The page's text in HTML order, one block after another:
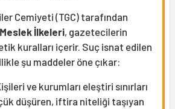
Cemiyeti (TGC) tarafından
Meslek İlkeleri, gazetecilerin
kuralları içerir. Suç isnat edilen
şu maddeler öne çıkar:
ve kurumları eleştiri sınırları
düşüren, iftira niteliği taşıyan